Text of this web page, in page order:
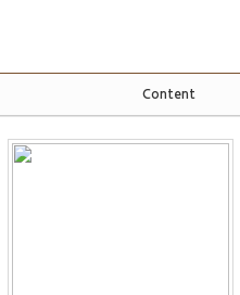
Content